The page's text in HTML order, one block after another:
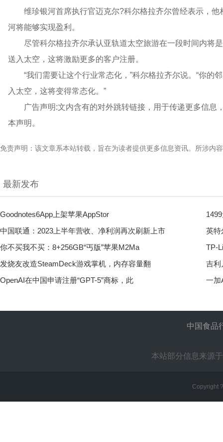
维珍银河首席执行官迈克尔?科尔格拉齐尔曾经表示，
河将能够实现盈利。
尽管科尔格拉齐尔承认亚轨道太空旅游在一段时间内将
送入太空，这将激励更多的客户注册。
“我们需要让这个行业常态化，”科尔格拉齐尔说。“你
入太空，这将变得常态化。”
广告声明:文内含有的对外跳转链接，用于传递更多信
本声明。
免责声明：该文章系本站转载，旨在为读者提供更多信息资讯。所涉内
最新发布
Goodnotes6App上架苹果AppStor
中国联通：2023上半年营收、净利润再次刷新上市
英特
你不买我不买：8+256GB“丐版”苹果M2Ma
TP-
发烧友改造SteamDeck游戏掌机，内存容量翻
吉利
OpenAI在中国申请注册“GPT-5”商标，此
一加
中国食品
本站部分信息来源
Copyright